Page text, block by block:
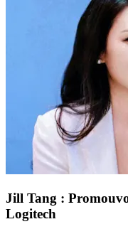
Jill Tang :
Logitech